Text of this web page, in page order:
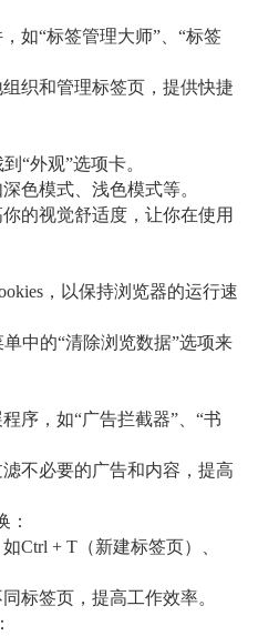
如“标签管理大师”、“标签
织和管理标签页，提供快捷
“外观”选项卡。
色模式、浅色模式等。
的视觉舒适度，让你在使用
，以保持浏览器的运行速
中的“清除浏览数据”选项来
序，如“广告拦截器”、“书
不必要的广告和内容，提高
：
Ctrl + T（新建标签页）、
标签页，提高工作效率。